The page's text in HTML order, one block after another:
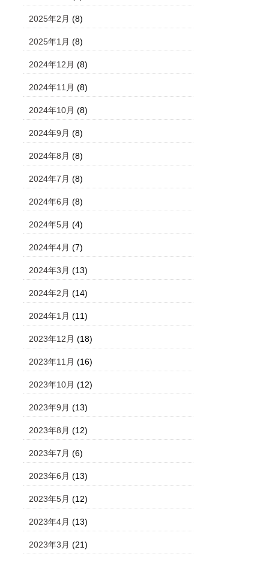
2025年2月 (8)
2025年1月 (8)
2024年12月 (8)
2024年11月 (8)
2024年10月 (8)
2024年9月 (8)
2024年8月 (8)
2024年7月 (8)
2024年6月 (8)
2024年5月 (4)
2024年4月 (7)
2024年3月 (13)
2024年2月 (14)
2024年1月 (11)
2023年12月 (18)
2023年11月 (16)
2023年10月 (12)
2023年9月 (13)
2023年8月 (12)
2023年7月 (6)
2023年6月 (13)
2023年5月 (12)
2023年4月 (13)
2023年3月 (21)